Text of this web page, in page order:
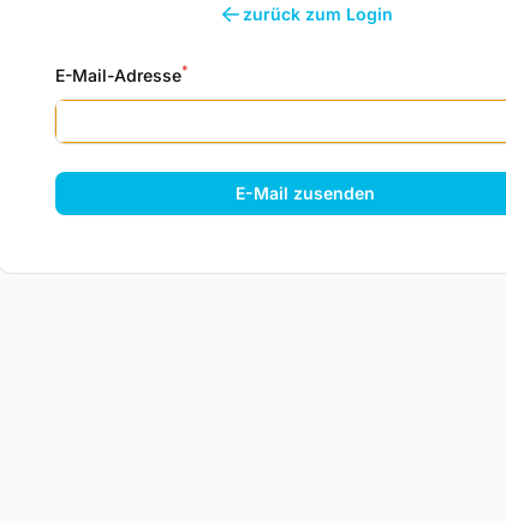
zurück zum Login
E-Mail-Adresse*
E-Mail zusenden